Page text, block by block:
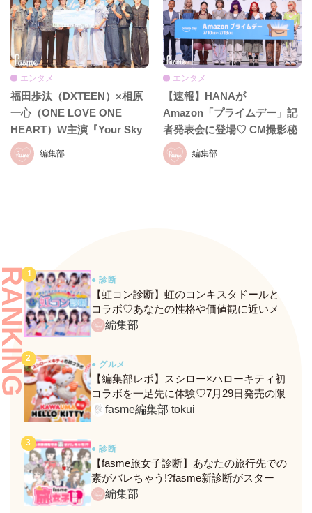
編集部
エンタメ
福田歩汰（DXTEEN）×相原
一心（ONE LOVE ONE
HEART）W主演『Your Sky
ハレのち恋』先行上映会＆舞
台挨拶開催♡ タイ版主演
編集部
エンタメ
【速報】HANAが
Amazon「プライムデー」記
者発表会に登場♡ CM撮影秘
話やお買い物事情をたっぷり
トーク！
● 診断
【虹コン診断】虹のコンキスタドールと
コラボ♡あなたの性格や価値観に近いメ
ンバーがわかる、fasmeの新診断がスター
編集部
● グルメ
【編集部レポ】スシロー×ハローキティ初
コラボを一足先に体験♡7月29日発売の限
定メニュー＆グッズをレポ！
fasme編集部 tokui
● 診断
【fasme旅女子診断】あなたの旅行先での
素がバレちゃう!?fasme新診断がスター
ト！編集部